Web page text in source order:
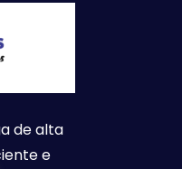
de alta
e